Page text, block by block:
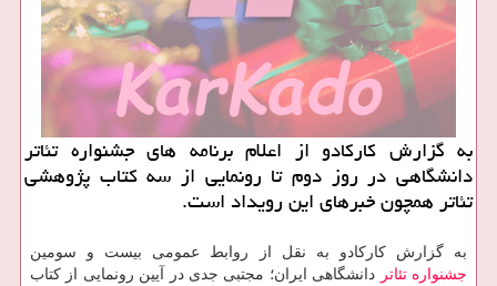
به گزارش کارکادو از اعلام برنامه های جشنواره تئاتر
دانشگاهی در روز دوم تا رونمایی از سه کتاب پژوهشی
تئاتر همچون خبرهای این رویداد است.
به گزارش کارکادو به نقل از روابط عمومی بیست و سومین
جشنواره تئاتر دانشگاهی ایران؛ مجتبی جدی در آیین رونمایی از کتاب